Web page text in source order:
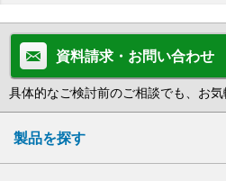
資料請求・お問い合わせ
具体的なご検討前のご相談でも、お気
製品を探す